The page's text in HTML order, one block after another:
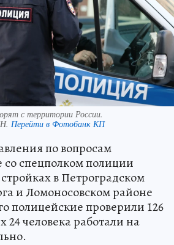
с территории России.
Перейти в Фотобанк КП
по вопросам
спецполком полиции
в Петроградском
и Ломоносовском районе
полицейские проверили 126
человека работали на